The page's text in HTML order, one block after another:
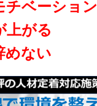
チベーショ
上がる
めない